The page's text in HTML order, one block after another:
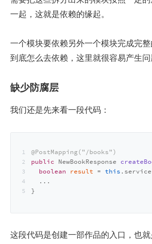
一起，这就是依赖的缘起。
一个模块要依赖另外一个模块完成完
到底怎么去依赖，这里就很容易产生问
缺少防腐层
我们还是先来看一段代码：
@PostMapping("/books")
public NewBookResponse
boolean result = this
  ...
}
这段代码是创建一部作品的入口，也